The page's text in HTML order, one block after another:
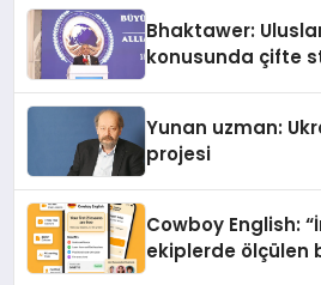
Bhaktawer:
konusunda çifte
Yunan uzman:
projesi
Cowboy English:
ekiplerde ölçülen